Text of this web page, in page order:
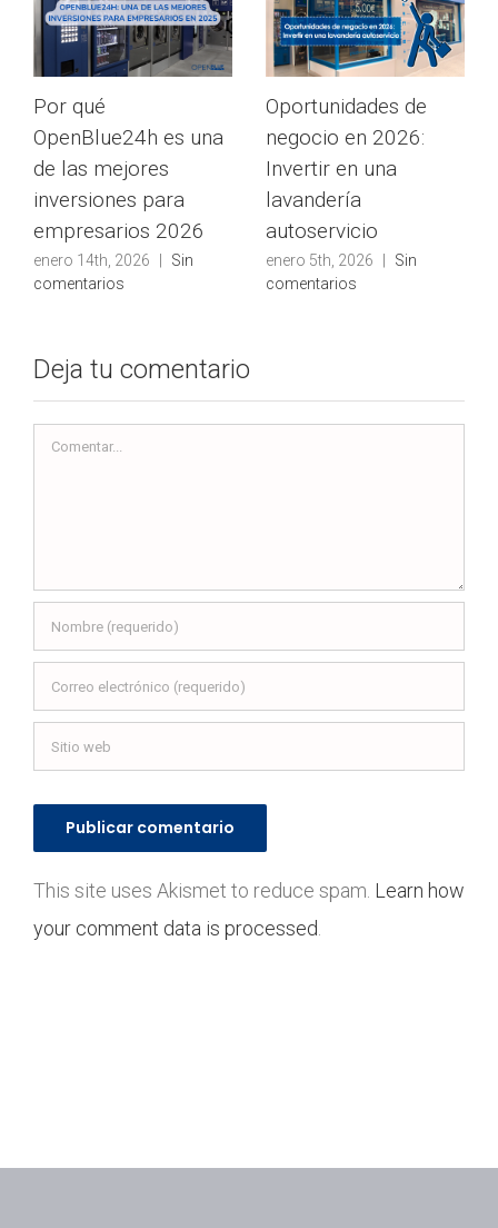
Por qué
OpenBlue24h es una
de las mejores
inversiones para
empresarios 2026
enero 14th, 2026
Sin
comentarios
Oportunidades de
negocio en 2026:
Invertir en una
lavandería
autoservicio
enero 5th, 2026
Sin
comentarios
Deja tu comentario
This site uses Akismet to reduce spam. Learn how
your comment data is processed.